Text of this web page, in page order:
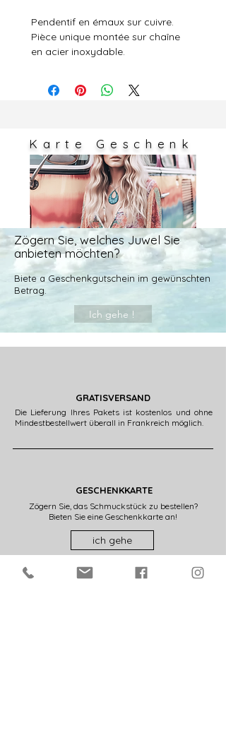
Pendentif en émaux sur cuivre.
Pièce unique montée sur chaîne
en acier inoxydable.
Longueur de chaîne 23cm
Les couleurs sont susceptibles de
Karte Geschenk
Zögern Sie, welches Juwel Sie
anbieten möchten?
Biete a Geschenkgutschein im gewünschten
Betrag.
Ich gehe !
GRATISVERSAND
Die Lieferung Ihres Pakets ist kostenlos und ohne
Mindestbestellwert überall in Frankreich möglich.
GESCHENKKARTE
Zögern Sie, das Schmuckstück zu bestellen?
Bieten Sie eine Geschenkkarte an!
ich gehe